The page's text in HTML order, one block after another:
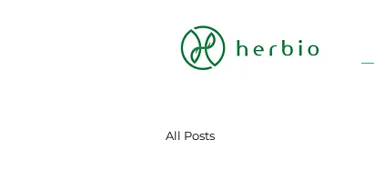
All Posts